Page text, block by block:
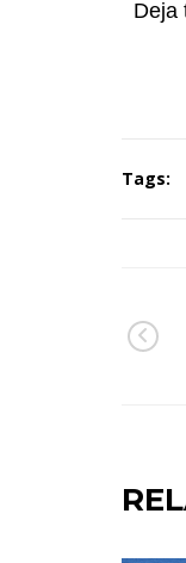
Deja
Tags: